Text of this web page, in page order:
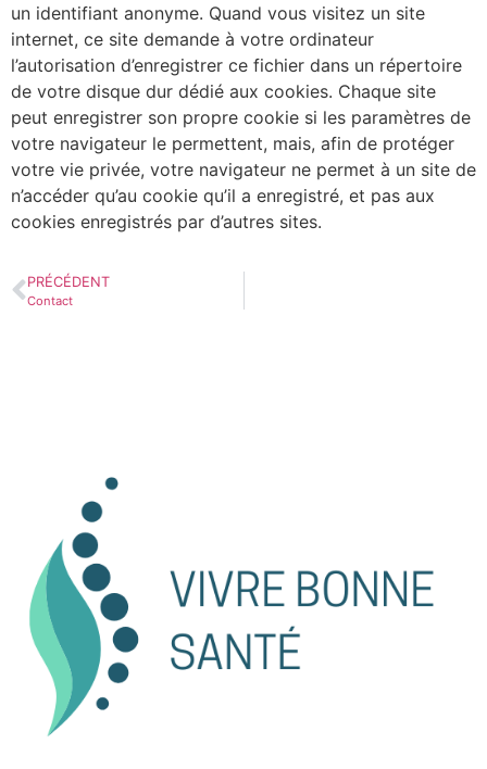
un identifiant anonyme. Quand vous visitez un site
internet, ce site demande à votre ordinateur
l’autorisation d’enregistrer ce fichier dans un répertoire
de votre disque dur dédié aux cookies. Chaque site
peut enregistrer son propre cookie si les paramètres de
votre navigateur le permettent, mais, afin de protéger
votre vie privée, votre navigateur ne permet à un site de
n’accéder qu’au cookie qu’il a enregistré, et pas aux
cookies enregistrés par d’autres sites.
PRÉCÉDENT
Contact